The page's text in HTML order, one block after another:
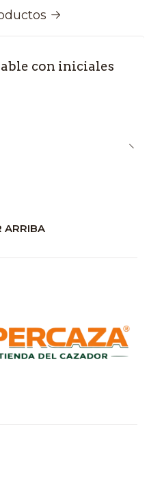
con iniciales
ARRIBA